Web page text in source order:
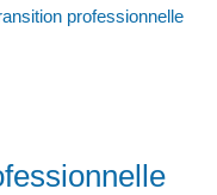
professionnelle